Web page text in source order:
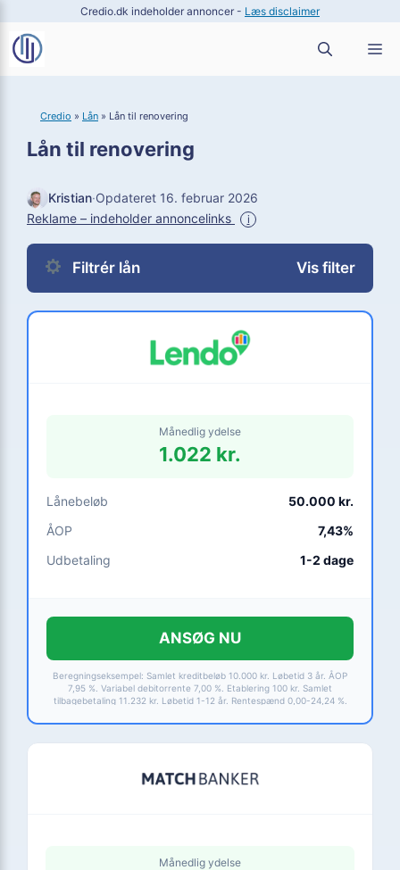
indhold
Credio.dk indeholder annoncer - Læs disclaimer
Credio » Lån » Lån til renovering
Lån til renovering
Kristian·Opdateret 16. februar 2026
Reklame – indeholder annoncelinks
i
Filtrér lån Vis filter
Månedlig ydelse
1.022 kr.
Lånebeløb
50.000 kr.
ÅOP
7,43%
Udbetaling
1-2 dage
ANSØG NU
Beregningseksempel: Samlet kreditbeløb 10.000 kr. Løbetid 3 år. ÅOP
7,95 %. Variabel debitorrente 7,00 %. Etablering 100 kr. Samlet
tilbagebetaling 11.232 kr. Løbetid 1-12 år. Rentespænd 0,00-24,24 %.
Månedlig ydelse